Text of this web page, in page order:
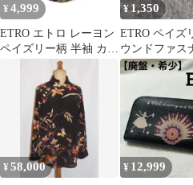
¥ 4,999
ETRO エトロ レーヨン
ペイズリー柄 半袖 カッ
トソー とろみ◎
¥ 1,350
ETRO ペイズ
ウンドファス
布
¥58,000 ¥ 12,999